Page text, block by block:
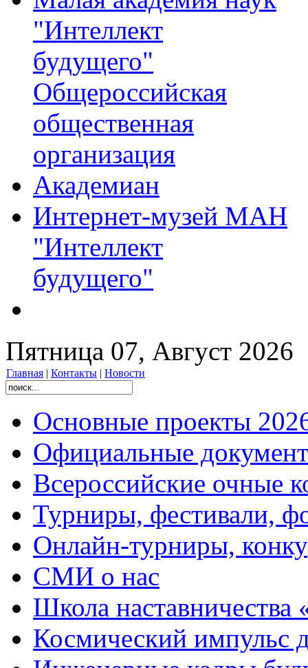
"Интеллект
будущего"
Общероссийская
общественная
организация
Академиан
Интернет-музей МАН
"Интеллект
будущего"
Пятница 07, Август 2026
Главная | Контакты | Новости
Основные проекты
Официальные
Всероссийские очные
Турниры, фестивали,
Онлайн-турниры,
СМИ о нас
Школа
Космический импульс